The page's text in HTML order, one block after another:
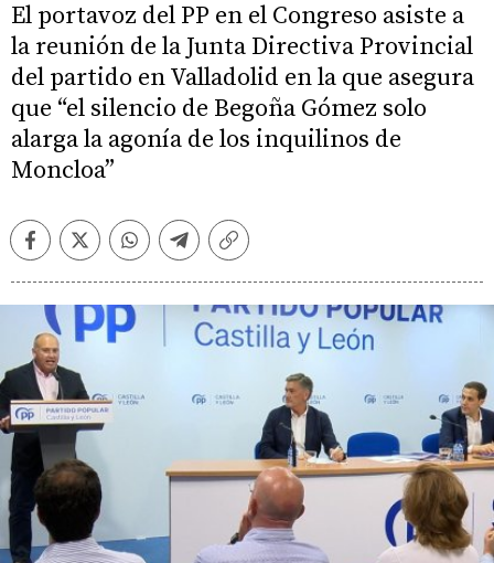
El portavoz del PP en el Congreso asiste a
la reunión de la Junta Directiva Provincial
del partido en Valladolid en la que asegura
que “el silencio de Begoña Gómez solo
alarga la agonía de los inquilinos de
Moncloa”
FacebookTwitterWhatsappTelegramCopiar